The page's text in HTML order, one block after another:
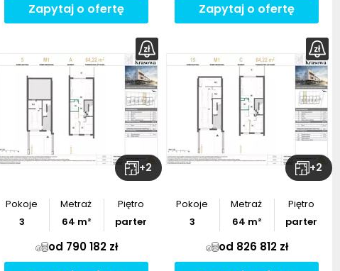
Zapytaj o ofertę Zapytaj o ofertę
+2
Pokoje
3
Metraż
64 m²
Piętro
parter
od 790 182 zł
+2
Pokoje
3
Metraż
64 m²
Piętro
parter
od 826 812 zł